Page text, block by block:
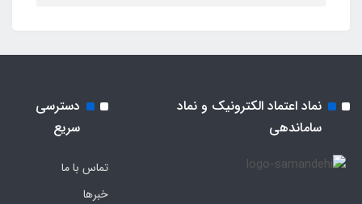
نماد اعتماد الکترونیک و نماد
ساماندهی
دسترسی
سریع
تماس با ما
خبرها